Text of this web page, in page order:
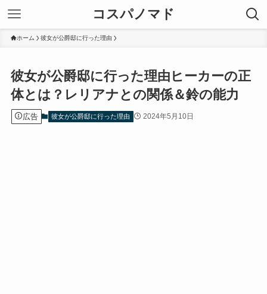
コスパノマド
ホーム 彼女が公爵邸に行った理由
彼女が公爵邸に行った理由ヒーカーの正
体とは？レリアナとの関係＆鈴の能力
広告 彼女が公爵邸に行った理由 2024年5月10日